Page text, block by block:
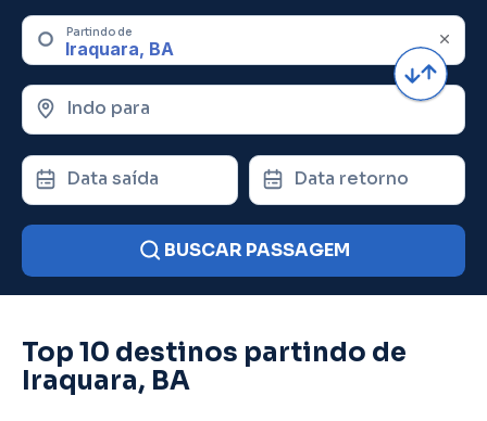
Partindo de
Indo para
Data saída Data retorno
BUSCAR PASSAGEM
Top 10 destinos partindo de
Iraquara, BA